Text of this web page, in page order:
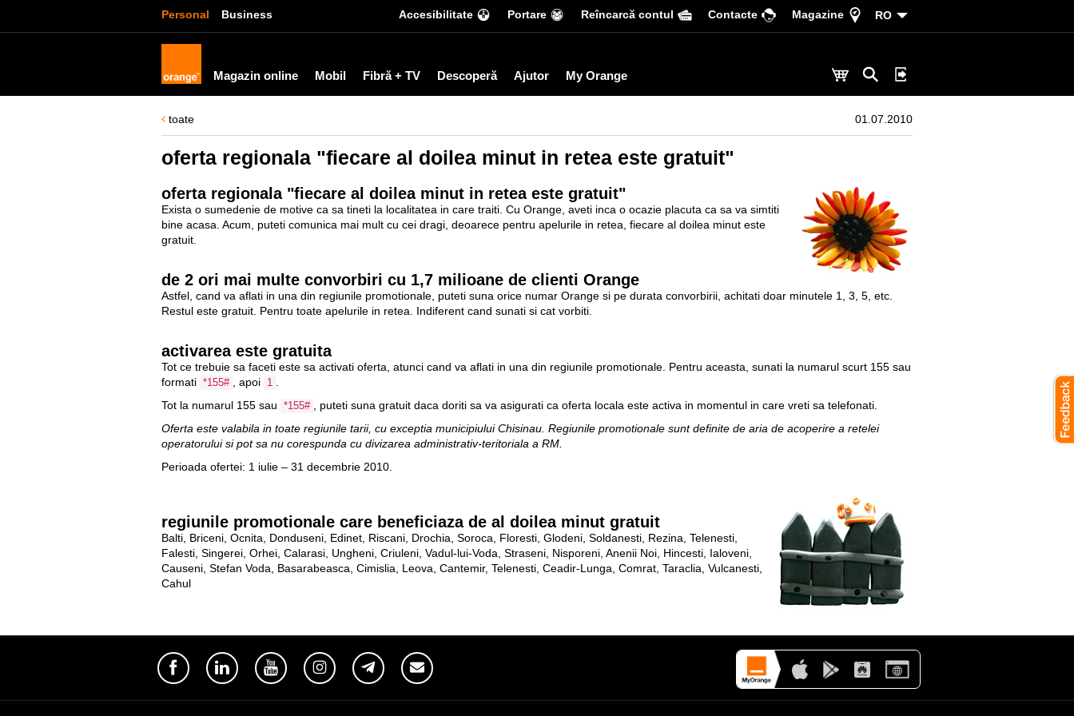
Personal Business Accesibilitate Portare Reîncarcă contul Сontacte Magazine RO
Magazin online Mobil Fibră + TV Descoperă Ajutor My Orange
toate 01.07.2010
oferta regionala "fiecare al doilea minut in retea este gratuit"
oferta regionala "fiecare al doilea minut in retea este gratuit"
Exista o sumedenie de motive ca sa tineti la localitatea in care traiti. Cu Orange, aveti inca o ocazie placuta ca sa va simtiti
bine acasa. Acum, puteti comunica mai mult cu cei dragi, deoarece pentru apelurile in retea, fiecare al doilea minut este
gratuit.
de 2 ori mai multe convorbiri cu 1,7 milioane de clienti Orange
Astfel, cand va aflati in una din regiunile promotionale, puteti suna orice numar Orange si pe durata convorbirii, achitati doar minutele 1, 3, 5, etc.
Restul este gratuit. Pentru toate apelurile in retea. Indiferent cand sunati si cat vorbiti.
activarea este gratuita
Tot ce trebuie sa faceti este sa activati oferta, atunci cand va aflati in una din regiunile promotionale. Pentru aceasta, sunati la numarul scurt 155 sau
formati *155# , apoi 1
Tot la numarul 155 sau *155#
, puteti suna gratuit daca doriti sa va asigurati ca oferta locala este activa in momentul in care vreti sa telefonati.
Oferta este valabila in toate regiunile tarii, cu exceptia municipiului Chisinau. Regiunile promotionale sunt definite de aria de acoperire a retelei
operatorului si pot sa nu corespunda cu divizarea administrativ-teritoriala a RM.
Perioada ofertei: 1 iulie – 31 decembrie 2010.
regiunile promotionale care beneficiaza de al doilea minut gratuit
Balti, Briceni, Ocnita, Donduseni, Edinet, Riscani, Drochia, Soroca, Floresti, Glodeni, Soldanesti, Rezina, Telenesti,
Falesti, Singerei, Orhei, Calarasi, Ungheni, Criuleni, Vadul-lui-Voda, Straseni, Nisporeni, Anenii Noi, Hincesti, Ialoveni,
Causeni, Stefan Voda, Basarabeasca, Cimislia, Leova, Cantemir, Telenesti, Ceadir-Lunga, Comrat, Taraclia, Vulcanesti,
Cahul